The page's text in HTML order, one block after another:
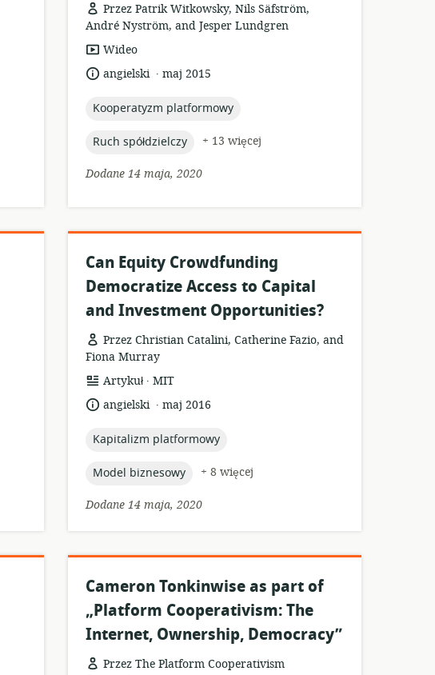
Przez Patrik Witkowsky, Nils Säfström,
André Nyström, and Jesper Lundgren
format
zasobów:
Wideo
język:angielski .
datamaj 2015
topic:
Kooperatyzm platformowy
topic:
Ruch spółdzielczy
+ 13 więcej
Dodane 14 maja, 2020
Can Equity Crowdfunding
Democratize Access to Capital
and Investment Opportunities?
Przez Christian Catalini, Catherine Fazio, and
Fiona Murray
format
zasobów:
Artykuł .
wydawca:
MIT
język:angielski .
datamaj 2016
topic:
Kapitalizm platformowy
topic:
Model biznesowy
+ 8 więcej
Dodane 14 maja, 2020
Cameron Tonkinwise as part of
„Platform Cooperativism: The
Internet, Ownership, Democracy”
Przez The Platform Cooperativism